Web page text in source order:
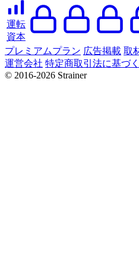
運転
資本
プレミアムプラン 広告掲載 取
運営会社 特定商取引法に基づ
© 2016-2026 Strainer